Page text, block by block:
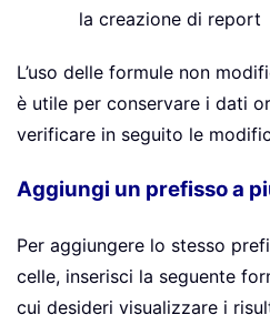
la creazione di report
L’uso delle formule non
è utile per conservare i dati
verificare in seguito le
Aggiungi un prefisso a
Per aggiungere lo stesso
celle, inserisci la seguente
cui desideri visualizzare i